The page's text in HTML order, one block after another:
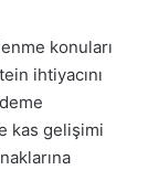
konuları
ihtiyacını
kas gelişimi